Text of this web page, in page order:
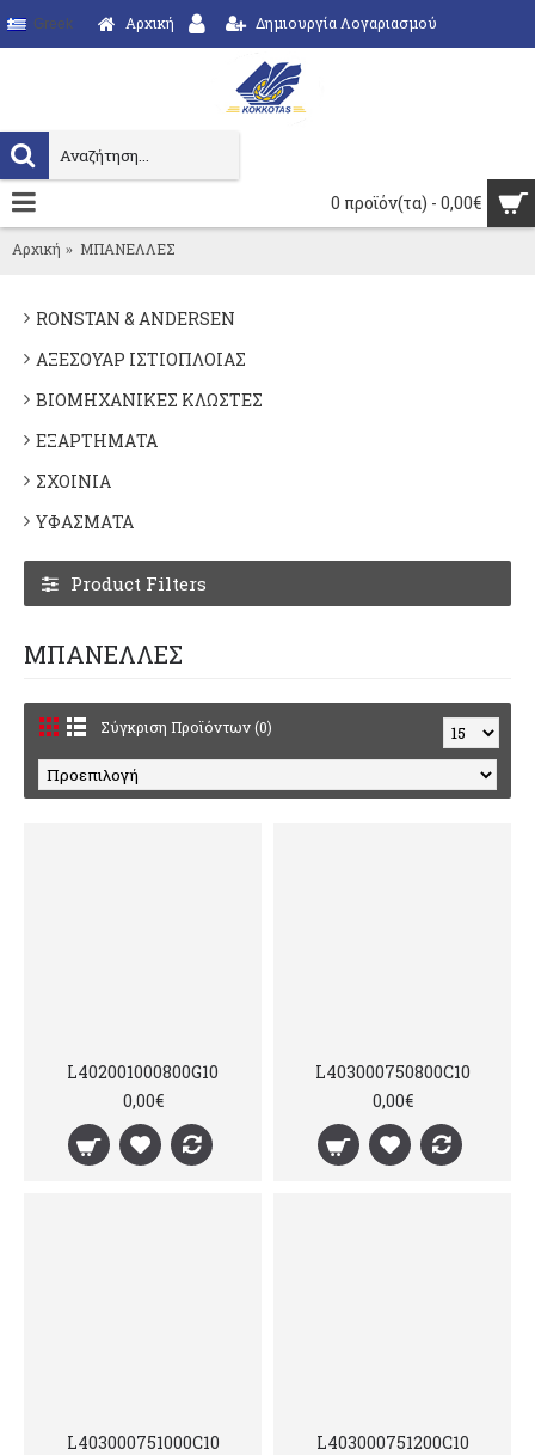
Greek Αρχική Δημιουργία Λογαριασμού
0 προϊόν(τα) - 0,00€
Αρχική ΜΠΑΝΕΛΛΕΣ
RONSTAN & ANDERSEN
ΑΞΕΣΟΥΑΡ ΙΣΤΙΟΠΛΟΙΑΣ
ΒΙΟΜΗΧΑΝΙΚΕΣ ΚΛΩΣΤΕΣ
ΕΞΑΡΤΗΜΑΤΑ
ΣΧΟΙΝΙΑ
ΥΦΑΣΜΑΤΑ
Product Filters
ΜΠΑΝΕΛΛΕΣ
Σύγκριση Προϊόντων (0)
L402001000800G10
0,00€
L403000750800C10
0,00€
L403000751000C10
L403000751200C10